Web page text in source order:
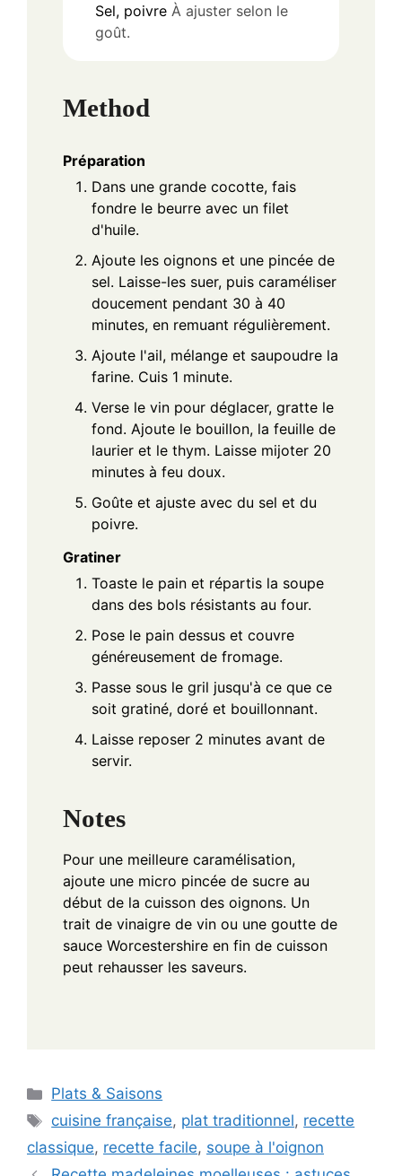
Sel, poivre À ajuster selon le
goût.
Method
Préparation
Dans une grande cocotte, fais
fondre le beurre avec un filet
d'huile.
Ajoute les oignons et une pincée de
sel. Laisse-les suer, puis caraméliser
doucement pendant 30 à 40
minutes, en remuant régulièrement.
Ajoute l'ail, mélange et saupoudre la
farine. Cuis 1 minute.
Verse le vin pour déglacer, gratte le
fond. Ajoute le bouillon, la feuille de
laurier et le thym. Laisse mijoter 20
minutes à feu doux.
Goûte et ajuste avec du sel et du
poivre.
Gratiner
Toaste le pain et répartis la soupe
dans des bols résistants au four.
Pose le pain dessus et couvre
généreusement de fromage.
Passe sous le gril jusqu'à ce que ce
soit gratiné, doré et bouillonnant.
Laisse reposer 2 minutes avant de
servir.
Notes
Pour une meilleure caramélisation,
ajoute une micro pincée de sucre au
début de la cuisson des oignons. Un
trait de vinaigre de vin ou une goutte de
sauce Worcestershire en fin de cuisson
peut rehausser les saveurs.
Categories
Plats & Saisons
Tags
cuisine française, plat traditionnel, recette
classique, recette facile, soupe à l'oignon